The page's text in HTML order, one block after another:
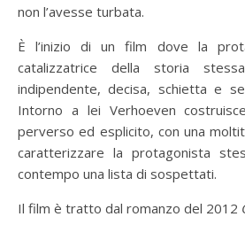
non l’avesse turbata.
È l’inizio di un film dove la
catalizzatrice della storia
indipendente, decisa, schietta e
Intorno a lei Verhoeven
perverso ed esplicito, con una
caratterizzare la protagonista
contempo una lista di sospettati.
Il film è tratto dal romanzo del 2012